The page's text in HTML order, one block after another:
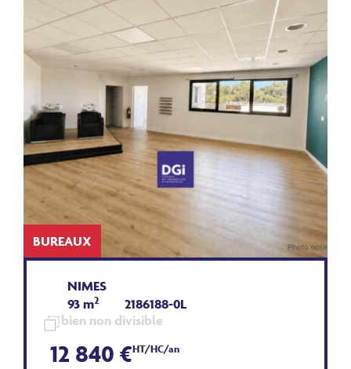
BUREAUX
NIMES
93 m2
2186188-0L
bien non divisible
12 840 €HT/HC/an